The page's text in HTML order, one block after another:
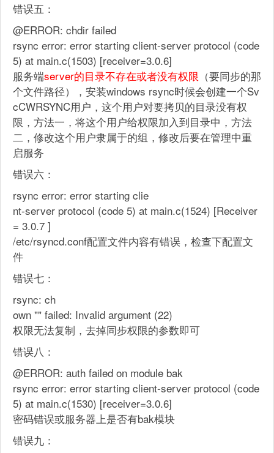
错误五：
@ERROR: chdir failed
rsync error: error starting client-server protocol (code
5) at main.c(1503) [receiver=3.0.6]
服务端server的目录不存在或者没有权限 （要同步的那
个文件路径），安装windows rsync时候会创建一个Sv
cCWRSYNC用户，这个用户对要拷贝的目录没有权
限，方法一，将这个用户给权限加入到目录中，方法
二，修改这个用户隶属于的组，修改后要在管理中重
启服务
错误六：
rsync error: error starting clie
nt-server protocol (code 5) at main.c(1524) [Receiver
= 3.0.7 ]
/etc/rsyncd.conf配置文件内容有错误，检查下配置文
件
错误七：
rsync: ch
own "" failed: Invalid argument (22)
权限无法复制，去掉同步权限的参数即可
错误八：
@ERROR: auth failed on module bak
rsync error: error starting client-server protocol (code
5) at main.c(1530) [receiver=3.0.6]
密码错误或服务器上是否有bak模块
错误九：